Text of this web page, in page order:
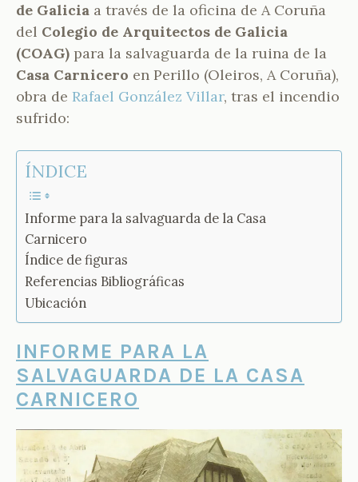
2
0
U
E
N
T
E
S
V
de Galicia a través de la oficina de A Coruña
del Colegio de Arquitectos de Galicia
(COAG) para la salvaguarda de la ruina de la
Casa Carnicero en Perillo (Oleiros, A Coruña),
obra de Rafael González Villar, tras el incendio
sufrido:
ÍNDICE
Informe para la salvaguarda de la Casa
Carnicero
Índice de figuras
Referencias Bibliográficas
Ubicación
INFORME PARA LA
SALVAGUARDA DE LA CASA
CARNICERO